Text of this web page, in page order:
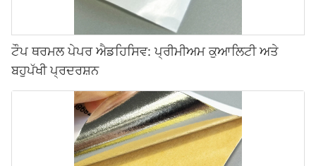
ਟੌਪ ਥਰਮਲ ਪੇਪਰ ਐਡਹਿਸਿਵ: ਪ੍ਰੀਮੀਅਮ ਕੁਆਲਿਟੀ ਅਤੇ
ਬਹੁਪੱਖੀ ਪ੍ਰਦਰਸ਼ਨ